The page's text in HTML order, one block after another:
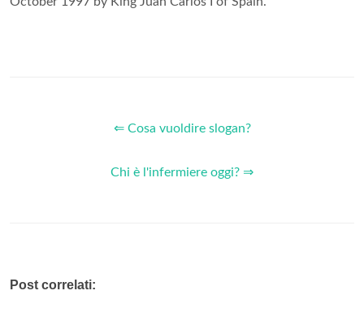
⇐ Cosa vuoldire slogan?
Chi è l'infermiere oggi? ⇒
Post correlati: